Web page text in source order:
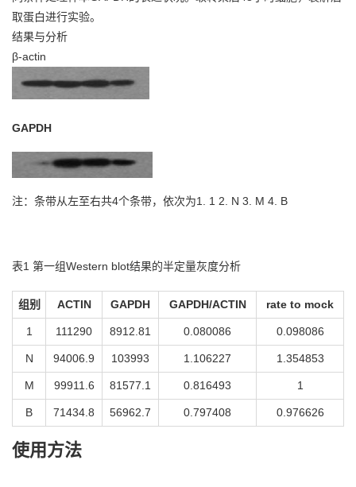
取蛋白进行实验。
结果与分析
β-actin
GAPDH
注：条带从左至右共4个条带，依次为1. 1 2. N 3. M 4. B
表1 第一组Western blot结果的半定量灰度分析
组别 ACTIN GAPDH GAPDH/ACTIN rate to mock
1 111290 8912.81 0.080086 0.098086
N 94006.9 103993 1.106227 1.354853
M 99911.6 81577.1 0.816493 1
B 71434.8 56962.7 0.797408 0.976626
使用方法